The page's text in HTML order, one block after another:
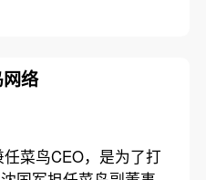
络
任菜鸟CEO，是为了打